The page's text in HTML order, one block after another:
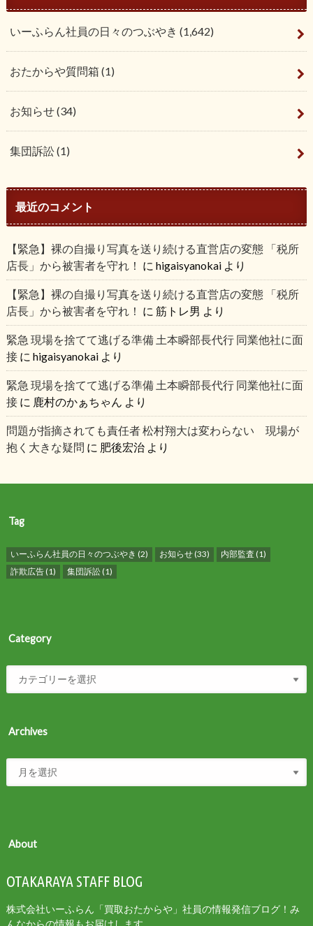
いーふらん社員の日々のつぶやき (1,642)
おたからや質問箱 (1)
お知らせ(34)
集団訴訟(1)
最近のコメント
【緊急】裸の自撮り写真を送り続ける直営店の変態 「税所
店長」から被害者を守れ！ に higaisyanokaiより
【緊急】裸の自撮り写真を送り続ける直営店の変態 「税所
店長」から被害者を守れ！ に 筋トレ男 より
緊急 現場を捨てて逃げる準備 土本瞬部長代行 同業他社に面
接に higaisyanokaiより
緊急 現場を捨てて逃げる準備 土本瞬部長代行 同業他社に面
接に 鹿村のかぁちゃん より
問題が指摘されても責任者 松村翔大は変わらない 現場が
抱く大きな疑問 に 肥後宏治より
Tag
いーふらん社員の日々のつぶやき (2) お知らせ(33) 内部監査 (1)
詐欺広告(1) 集団訴訟(1)
Category
Archives
About
OTAKARAYA STAFF BLOG
株式会社いーふらん「買取おたからや」社員の情報発信ブログ！み
んなからの情報もお届けします。